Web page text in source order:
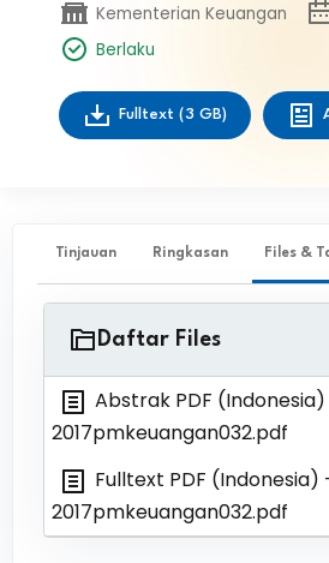
Kementerian Keuangan
Berlaku
Fulltext (3 GB)
Tinjauan Ringkasan Files &
Daftar Files
Abstrak PDF (Indonesia)
2017pmkeuangan032.pdf
Fulltext PDF (Indonesia)
2017pmkeuangan032.pdf